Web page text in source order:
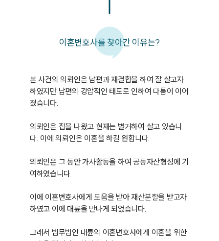
이혼변호사를 찾아간 이유는?
본 사건의 의뢰인은 남편과 재결합을 하여 잘 살고자
하였지만 남편의 강압적인 태도로 인하여 다툼이 이어
졌습니다.
의뢰인은 집을 나왔고 현재는 별거하여 살고 있습니
다. 이에 의뢰인은 이혼을 하길 원합니다.
의뢰인은 그 동안 가사활동을 하여 공동자산형성에 기
여하였습니다.
이에 이혼변호사에게 도움을 받아 재산분할을 받고자
하였고 이에 대륜을 만나게 되었습니다.
그래서 법무법인 대륜의 이혼변호사에게 이혼을 위한